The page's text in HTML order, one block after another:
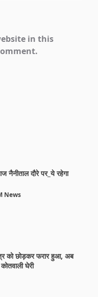
in this
नैनीताल दौरे पर_ये रहेगा
News
को छोड़कर फरार हुआ, अब
घेरी